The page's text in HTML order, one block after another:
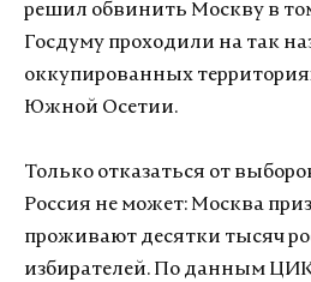
решил обвинить Москву в
Госдуму проходили на так
оккупированных
Южной Осетии.
Только отказаться от
Россия не может: Москва
проживают десятки тысяч
избирателей. По данным